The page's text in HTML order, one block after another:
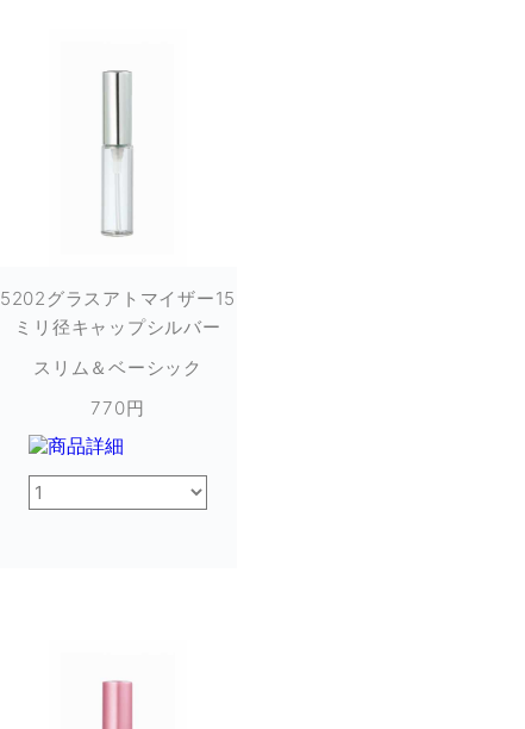
5202グラスアトマイザー15
ミリ径キャップシルバー
スリム＆ベーシック
770円